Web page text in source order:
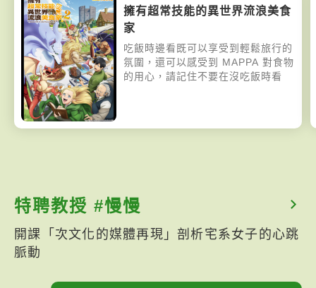
擁有超常技能的異世界流浪美食
家
吃飯時邊看既可以享受到輕鬆旅行的
氛圍，還可以感受到 MAPPA 對食物
的用心，請記住不要在沒吃飯時看
特聘教授 #慢慢
開課「次文化的媒體再現」剖析宅系女子的心跳
脈動